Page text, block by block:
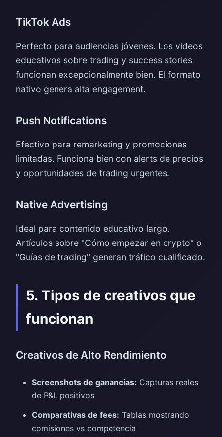
TikTok Ads
Perfecto para audiencias jóvenes. Los videos
educativos sobre trading y success stories
funcionan excepcionalmente bien. El formato
nativo genera alta engagement.
Push Notifications
Efectivo para remarketing y promociones
limitadas. Funciona bien con alerts de precios
y oportunidades de trading urgentes.
Native Advertising
Ideal para contenido educativo largo.
Artículos sobre "Cómo empezar en crypto" o
"Guías de trading" generan tráfico cualificado.
5. Tipos de creativos que
funcionan
Creativos de Alto Rendimiento
Screenshots de ganancias: Capturas reales
de P&L positivos
Comparativas de fees: Tablas mostrando
comisiones vs competencia